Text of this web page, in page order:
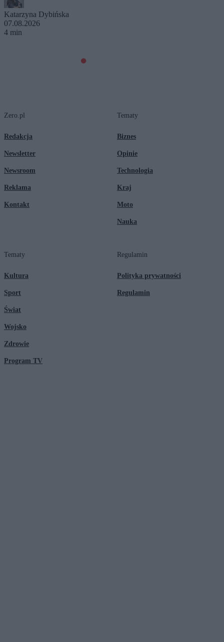
Katarzyna Dybińska
07.08.2026
4 min
Zero.pl
Redakcja
Newsletter
Newsroom
Reklama
Kontakt
Tematy
Biznes
Opinie
Technologia
Kraj
Moto
Nauka
Tematy
Kultura
Sport
Świat
Wojsko
Zdrowie
Program TV
Regulamin
Polityka prywatności
Regulamin